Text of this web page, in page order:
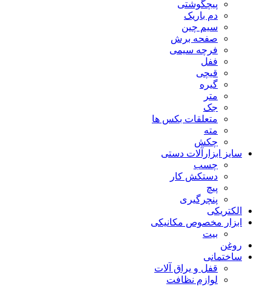
پیچگوشتی
دم باریک
سیم چین
صفحه برش
فرچه سیمی
ففل
قیچی
گیره
متر
جک
متعلقات بکس ها
مته
چکش
سایز ابزارآلات دستی
چسب
دستکش کار
پیچ
پنچرگیری
الکتریکی
ابزار مخصوص مکانیکی
بیت
روغن
ساختمانی
قفل و یراق آلات
لوازم نظافت